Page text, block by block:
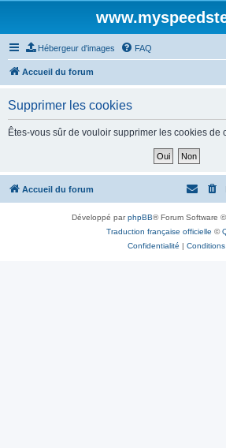
Hébergeur d'images FAQ
Accueil du forum
Supprimer les cookies
Êtes-vous sûr de vouloir supprimer les cookies de
Accueil du forum
Développé parphpBB® Forum Software
Traduction française officielle ©
Confidentialité | Conditions